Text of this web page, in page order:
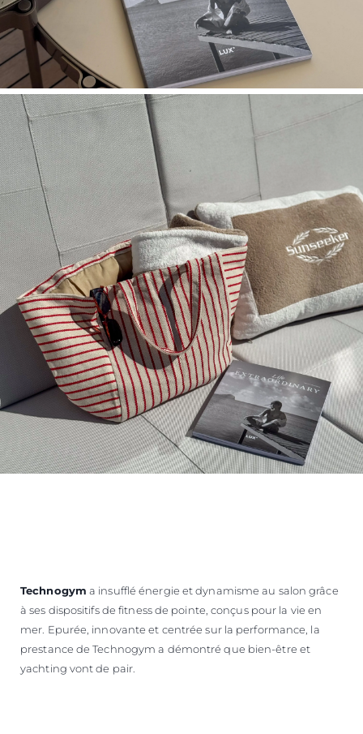
Technogym a insufflé énergie et dynamisme au salon grâce
à ses dispositifs de fitness de pointe, conçus pour la vie en
mer. Epurée, innovante et centrée sur la performance, la
prestance de Technogym a démontré que bien-être et
yachting vont de pair.